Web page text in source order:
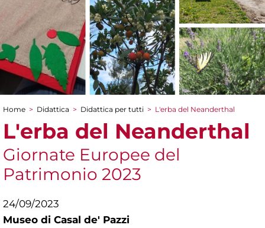
Tu sei qui
Home > Didattica > Didattica per tutti > L'erba del Neanderthal
L'erba del Neanderthal
Giornate Europee del
Patrimonio 2023
24/09/2023
Museo di Casal de' Pazzi